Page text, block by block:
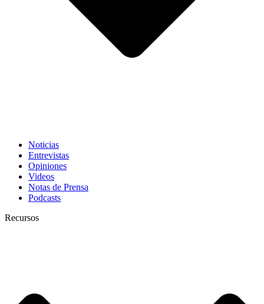
Noticias
Entrevistas
Opiniones
Videos
Notas de Prensa
Podcasts
Recursos